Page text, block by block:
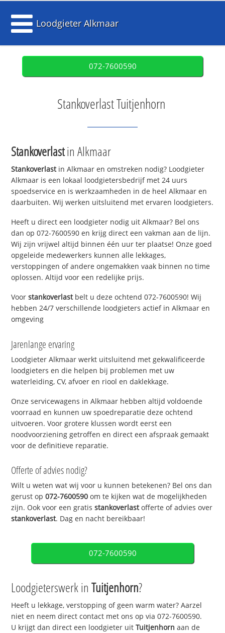
Loodgieter Alkmaar
072-7600590
Stankoverlast Tuitjenhorn
Stankoverlastin Alkmaar
Stankoverlastin Alkmaar en omstreken nodig? Loodgieter
Alkmaar is een lokaal loodgietersbedrijf met 24 uurs
spoedservice en is werkzaamheden in de heel Alkmaar en
daarbuiten. Wij werken uitsluitend met ervaren loodgieters.
Heeft u direct een loodgieter nodig uit Alkmaar? Bel ons
dan op 072-7600590 en krijg direct een vakman aan de lijn.
Wij zijn vrijwel altijd binnen één uur ter plaatse! Onze goed
opgeleide medewerkers kunnen alle lekkages,
verstoppingen of andere ongemakken vaak binnen no time
oplossen. Altijd voor een redelijke prijs.
Voorstankoverlastbelt u deze ochtend 072-7600590! Wij
hebben 24/7 verschillende loodgieters actief in Alkmaar en
omgeving
Jarenlange ervaring
Loodgieter Alkmaar werkt uitsluitend met gekwalificeerde
loodgieters en die helpen bij problemen met uw
waterleiding, CV, afvoer en riool en daklekkage.
Onze servicewagens in Alkmaar hebben altijd voldoende
voorraad en kunnen uw spoedreparatie deze ochtend
uitvoeren. Voor grotere klussen wordt eerst een
noodvoorziening getroffen en direct een afspraak gemaakt
voor de definitieve reparatie.
Offerte of advies nodig?
Wilt u weten wat wij voor u kunnen betekenen? Bel ons dan
gerust op072-7600590 om te kijken wat de mogelijkheden
zijn. Ook voor een gratisstankoverlastofferte of advies over
stankoverlast. Dag en nacht bereikbaar!
072-7600590
Loodgieterswerk inTuitjenhorn?
Heeft u lekkage, verstopping of geen warm water? Aarzel
niet en neem direct contact met ons op via 072-7600590.
U krijgt dan direct een loodgieter uitTuitjenhorn aan de